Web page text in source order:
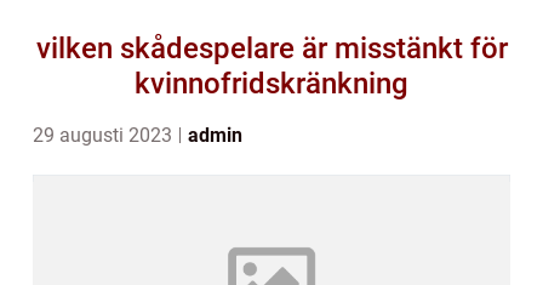
vilken skådespelare är misstänkt för
kvinnofridskränkning
29 augusti 2023 admin